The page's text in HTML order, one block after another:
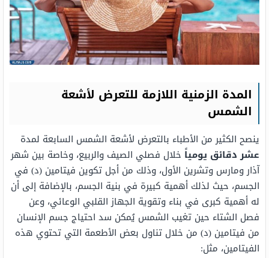
المدة الزمنية اللازمة للتعرض لأشعة
الشمس
ينصح الكثير من الأطباء بالتعرض لأشعة الشمس السابعة لمدة
عشر دقائق يومياً خلال فصلي الصيف والربيع، وخاصة بين شهر
آذار ومارس وتشرين الأول، وذلك من أجل تكوين فيتامين (د) في
الجسم، حيث لذلك أهمية كبيرة في بنية الجسم، بالإضافة إلى أن
له أهمية كبرى في بناء وتقوية الجهاز القلبي الوعائي، وعن
فصل الشتاء حين تغيب الشمس يُمكن سد احتياج جسم الإنسان
من فيتامين (د) من خلال تناول بعض الأطعمة التي تحتوي هذه
الفيتامين، مثل: